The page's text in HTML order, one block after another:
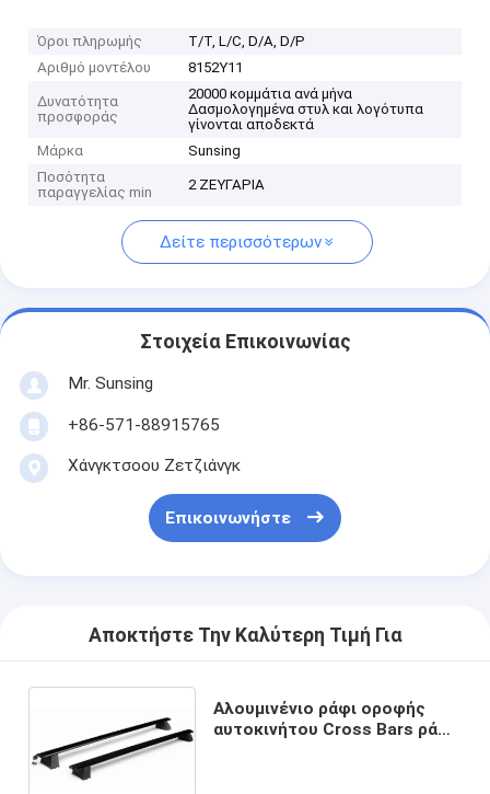
Όροι πληρωμής
Τ/Τ, L/C, D/A, D/P
Αριθμό μοντέλου
8152Y11
Δυνατότητα
προσφοράς
20000 κομμάτια ανά μήνα
Δασμολογημένα στυλ και λογότυπα
γίνονται αποδεκτά
Μάρκα
Sunsing
Ποσότητα
παραγγελίας min
2 ΖΕΥΓΑΡΙΑ
Δείτε περισσότερων
Στοιχεία Επικοινωνίας
Mr. Sunsing
+86-571-88915765
Χάνγκτσοου Ζετζιάνγκ
Επικοινωνήστε
Αποκτήστε Την Καλύτερη Τιμή Για
Αλουμινένιο ράφι οροφής
αυτοκινήτου Cross Bars ράφι